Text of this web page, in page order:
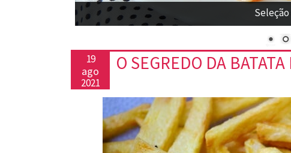
Seleção
19
ago
2021
O SEGREDO DA